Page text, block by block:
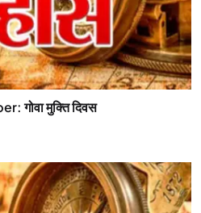
गोवा मुक्ति दिवस